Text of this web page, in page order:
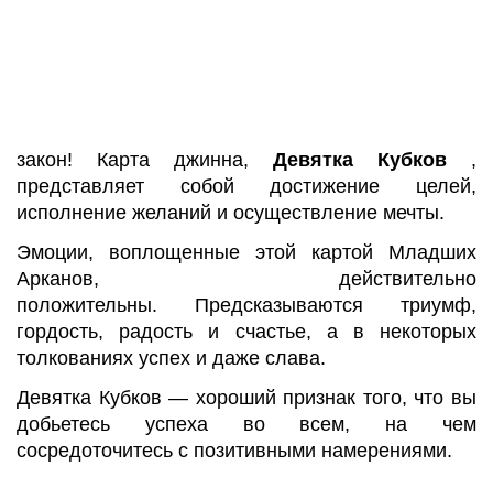
закон! Карта джинна, Девятка Кубков ,
представляет собой достижение целей,
исполнение желаний и осуществление мечты.
Эмоции, воплощенные этой картой Младших
Арканов, действительно
положительны. Предсказываются триумф,
гордость, радость и счастье, а в некоторых
толкованиях успех и даже слава.
Девятка Кубков — хороший признак того, что вы
добьетесь успеха во всем, на чем
сосредоточитесь с позитивными намерениями.